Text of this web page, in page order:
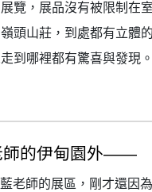
覽，展品沒有被限制在
頭山莊，到處都有立體
到哪裡都有驚喜與發現。
師的伊甸園外——
老師的展區，剛才還因